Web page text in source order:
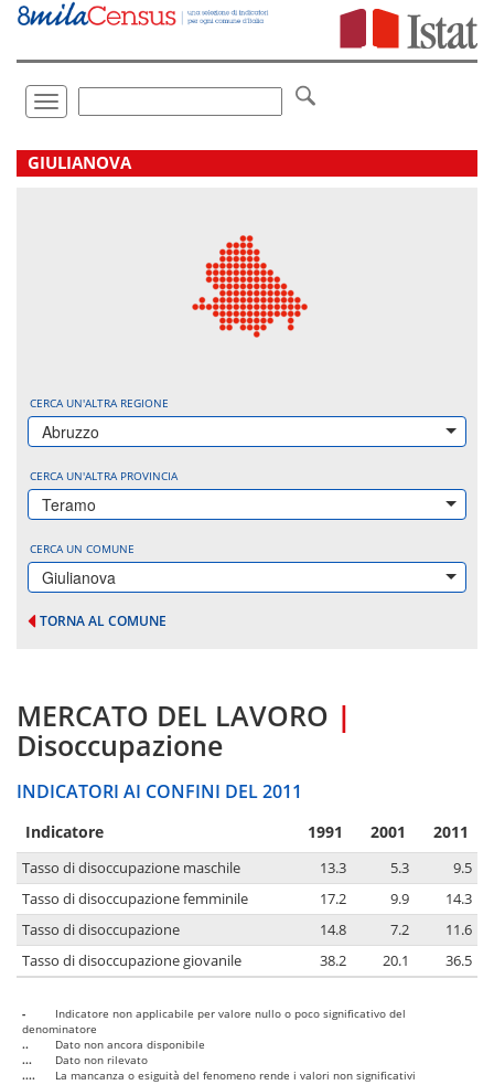
Vai
direttamente
Toggle
navigation
.
GIULIANOVA
CERCA UN'ALTRA REGIONE
Abruzzo
CERCA UN'ALTRA PROVINCIA
Teramo
CERCA UN COMUNE
Giulianova
TORNA AL COMUNE
MERCATO DEL LAVORO |
Disoccupazione
INDICATORI AI CONFINI DEL 2011
Indicatore 1991 2001 2011
Tasso di disoccupazione maschile 13.3 5.3
9.5
Tasso di disoccupazione femminile
17.2 9.9
14.3
Tasso di disoccupazione
14.8 7.2
11.6
Tasso di disoccupazione giovanile
38.2 20.1 36.5
-
Indicatore non applicabile per valore nullo o poco significativo del
denominatore
..
Dato non ancora disponibile
...
Dato non rilevato
....
La mancanza o esiguità del fenomeno rende i valori non significativi